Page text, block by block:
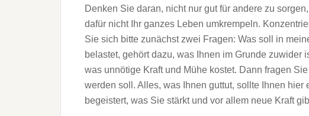
Denken Sie daran, nicht nur gut für andere zu
dafür nicht Ihr ganzes Leben umkrempeln.
Sie sich bitte zunächst zwei Fragen: Was soll in
belastet, gehört dazu, was Ihnen im Grunde zuwider
was unnötige Kraft und Mühe kostet. Dann fragen
werden soll. Alles, was Ihnen guttut, sollte Ihnen
begeistert, was Sie stärkt und vor allem neue Kraft